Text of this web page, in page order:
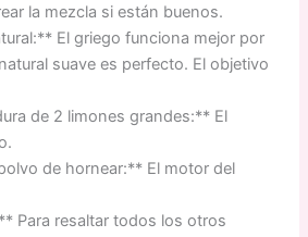
la mezcla si están buenos.
El griego funciona mejor por
suave es perfecto. El objetivo
de 2 limones grandes:** El
de hornear:** El motor del
Para resaltar todos los otros